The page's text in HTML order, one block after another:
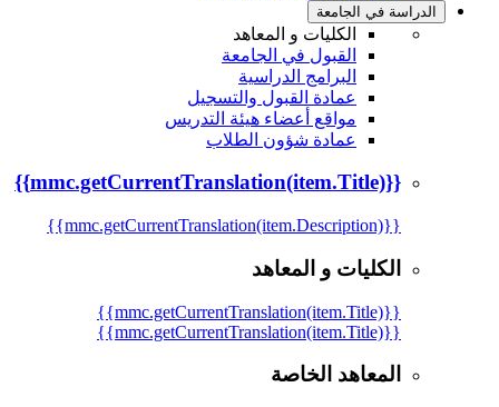
الدراسة في الجامعة
الكليات و المعاهد
القبول في الجامعة
البرامج الدراسية
عمادة القبول والتسجيل
مواقع أعضاء هيئة التدريس
عمادة شؤون الطلاب
{{mmc.getCurrentTranslation(item.Title)}}
{{mmc.getCurrentTranslation(item.Description)}}
الكليات و المعاهد
{{mmc.getCurrentTranslation(item.Title)}}
{{mmc.getCurrentTranslation(item.Title)}}
المعاهد الخاصة